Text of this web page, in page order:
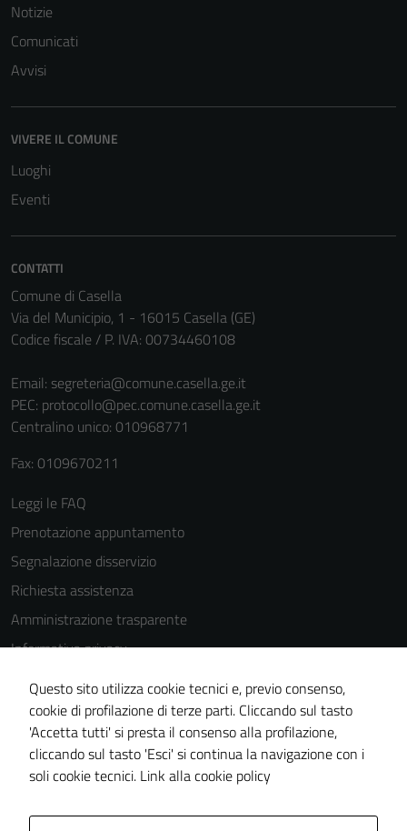
Notizie
Comunicati
Avvisi
VIVERE IL COMUNE
Luoghi
Eventi
CONTATTI
Comune di Casella
Via del Municipio, 1 - 16015 Casella (GE)
Codice fiscale / P. IVA: 00734460108
Email: segreteria@comune.casella.ge.it
PEC: protocollo@pec.comune.casella.ge.it
Centralino unico: 010968771
Fax: 0109670211
Leggi le FAQ
Prenotazione appuntamento
Segnalazione disservizio
Richiesta assistenza
Amministrazione trasparente
Informativa privacy
Cookie Policy
Note legali
Dichiarazione di accessibilità
Piano di miglioramento del sito
Questo sito utilizza cookie tecnici e, previo consenso,
cookie di profilazione di terze parti. Cliccando sul tasto
'Accetta tutti' si presta il consenso alla profilazione,
cliccando sul tasto 'Esci' si continua la navigazione con i
soli cookie tecnici. Link alla cookie policy
Tecnici
possono
non raccolgono
informazioni
utilizzati
anche per la
profilazione.
La
disabilitazione